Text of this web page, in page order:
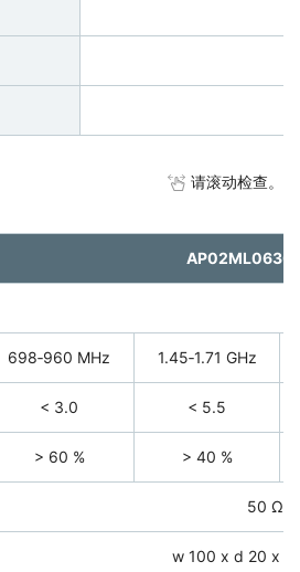
请滚动检查。
698‐960 MHz 1.45‐1.71 GHz
< 3.0 < 5.5
> 60 % > 40 %
50 Ω
w 100 x d 20 x h